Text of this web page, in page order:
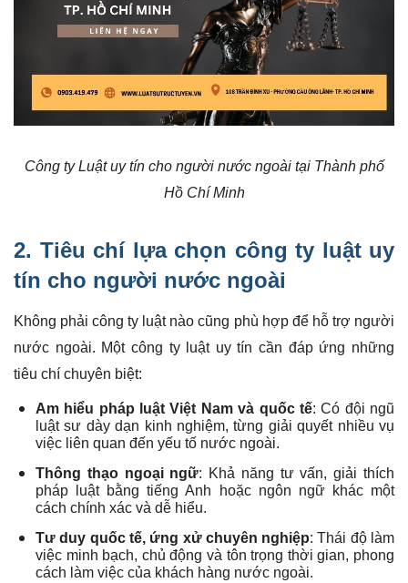
Công ty Luật uy tín cho người nước ngoài tại Thành phố
Hồ Chí Minh
2. Tiêu chí lựa chọn công ty luật uy
tín cho người nước ngoài
Không phải công ty luật nào cũng phù hợp để hỗ trợ người
nước ngoài. Một công ty luật uy tín cần đáp ứng những
tiêu chí chuyên biệt:
Am hiểu pháp luật Việt Nam và quốc tế: Có đội ngũ
luật sư dày dạn kinh nghiệm, từng giải quyết nhiều vụ
việc liên quan đến yếu tố nước ngoài.
Thông thạo ngoại ngữ: Khả năng tư vấn, giải thích
pháp luật bằng tiếng Anh hoặc ngôn ngữ khác một
cách chính xác và dễ hiểu.
Tư duy quốc tế, ứng xử chuyên nghiệp: Thái độ làm
việc minh bạch, chủ động và tôn trọng thời gian, phong
cách làm việc của khách hàng nước ngoài.